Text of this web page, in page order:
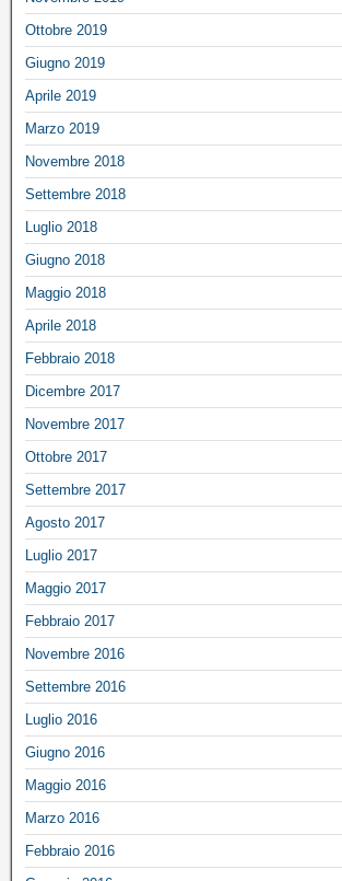
Ottobre 2019
Giugno 2019
Aprile 2019
Marzo 2019
Novembre 2018
Settembre 2018
Luglio 2018
Giugno 2018
Maggio 2018
Aprile 2018
Febbraio 2018
Dicembre 2017
Novembre 2017
Ottobre 2017
Settembre 2017
Agosto 2017
Luglio 2017
Maggio 2017
Febbraio 2017
Novembre 2016
Settembre 2016
Luglio 2016
Giugno 2016
Maggio 2016
Marzo 2016
Febbraio 2016